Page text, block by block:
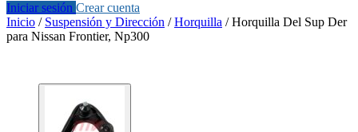
Iniciar sesión Crear cuenta
Inicio / Suspensión y Dirección /Horquilla /Horquilla Del Sup Der
para Nissan Frontier, Np300